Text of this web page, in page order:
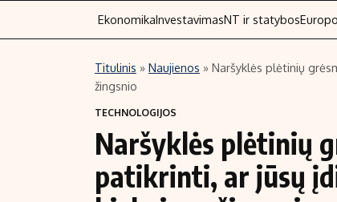
Turinys
Naujienos
Aplinka
Verslas
Energetika
Įmonės
Žemės ūkis
Technologijos
EkonomikaInvestavimasNT ir statybos
Titulinis » Naujienos » Naršyklės plėtinių
žingsnio
TECHNOLOGIJOS
Naršyklės plėtinių
patikrinti, ar jūsų